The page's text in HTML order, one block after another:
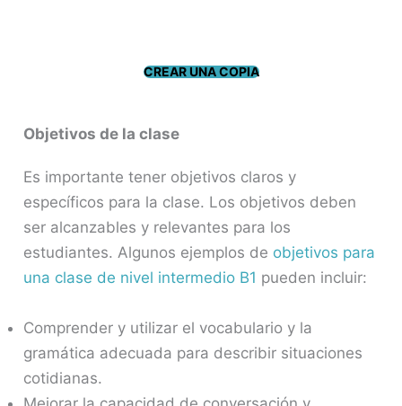
CREAR UNA COPIA
Objetivos de la clase
Es importante tener objetivos claros y
específicos para la clase. Los objetivos deben
ser alcanzables y relevantes para los
estudiantes. Algunos ejemplos de objetivos para
una clase de nivel intermedio B1 pueden incluir:
Comprender y utilizar el vocabulario y la
gramática adecuada para describir situaciones
cotidianas.